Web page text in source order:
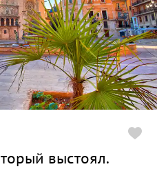
выстоял.